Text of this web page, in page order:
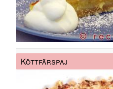
Köttfärspaj